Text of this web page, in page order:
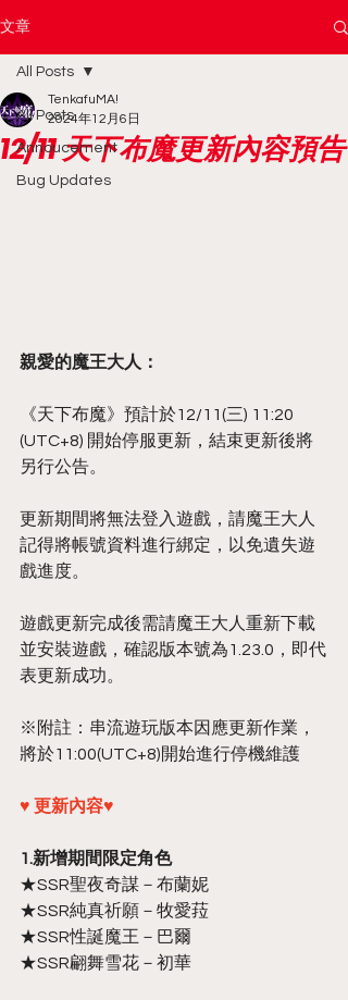
文章
All Posts
Annoucement
Bug Updates
All Posts
12/11 天下布魔更新內容預告
TenkafuMA!
2024年12月6日
親愛的魔王大人：
《天下布魔》預計於12/11(三) 11:20
(UTC+8) 開始停服更新，結束更新後將
另行公告。
更新期間將無法登入遊戲，請魔王大人
記得將帳號資料進行綁定，以免遺失遊
戲進度。
遊戲更新完成後需請魔王大人重新下載
並安裝遊戲，確認版本號為1.23.0，即代
表更新成功。
※附註：串流遊玩版本因應更新作業，
將於11:00(UTC+8)開始進行停機維護
♥ 更新內容♥
1.新增期間限定角色
★SSR聖夜奇謀－布蘭妮
★SSR純真祈願－牧愛菈
★SSR性誕魔王－巴爾
★SSR翩舞雪花－初華